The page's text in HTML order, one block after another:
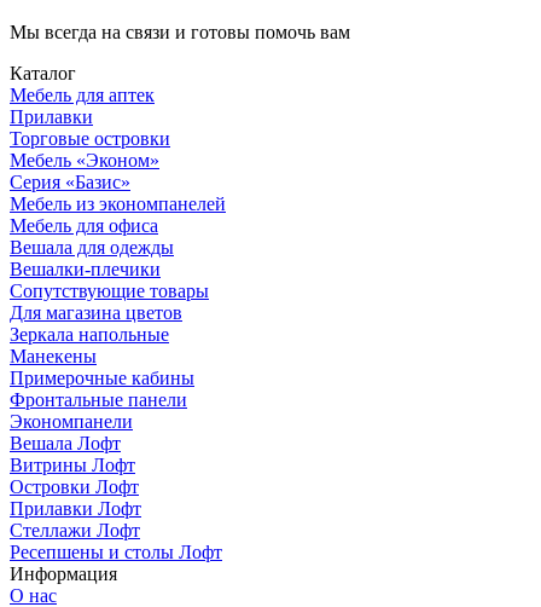
Мы всегда на связи и готовы помочь вам
Каталог
Мебель для аптек
Прилавки
Торговые островки
Мебель «Эконом»
Серия «Базис»
Мебель из экономпанелей
Мебель для офиса
Вешала для одежды
Вешалки-плечики
Сопутствующие товары
Для магазина цветов
Зеркала напольные
Манекены
Примерочные кабины
Фронтальные панели
Экономпанели
Вешала Лофт
Витрины Лофт
Островки Лофт
Прилавки Лофт
Стеллажи Лофт
Ресепшены и столы Лофт
Информация
О нас